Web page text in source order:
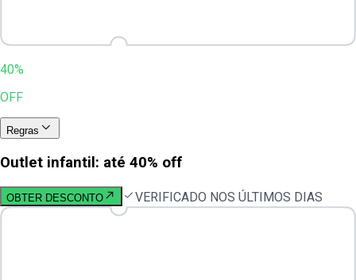
40%
OFF
Regras
Outlet infantil: até 40% off
OBTER DESCONTO VERIFICADO NOS ÚLTIMOS DIAS